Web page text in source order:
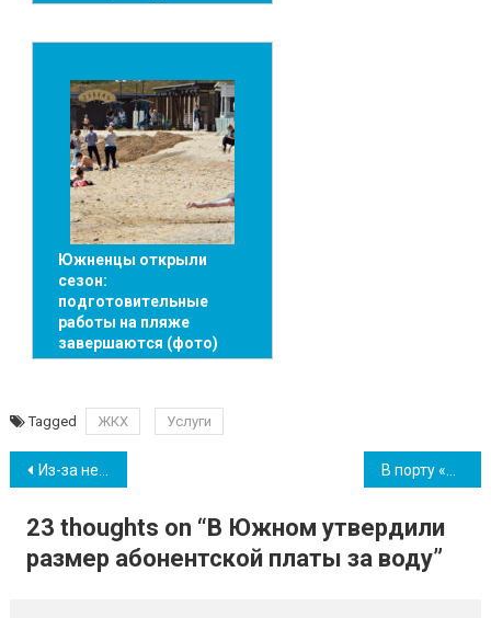
Южненцы открыли
сезон:
подготовительные
работы на пляже
завершаются (фото)
Tagged ЖКХ Услуги
Навігація
записів
Из-за непогоды трассу Одесса-Южный перекрыли для автобусов и фур
23 thoughts on “В Южном утвердили
размер абонентской платы за воду”